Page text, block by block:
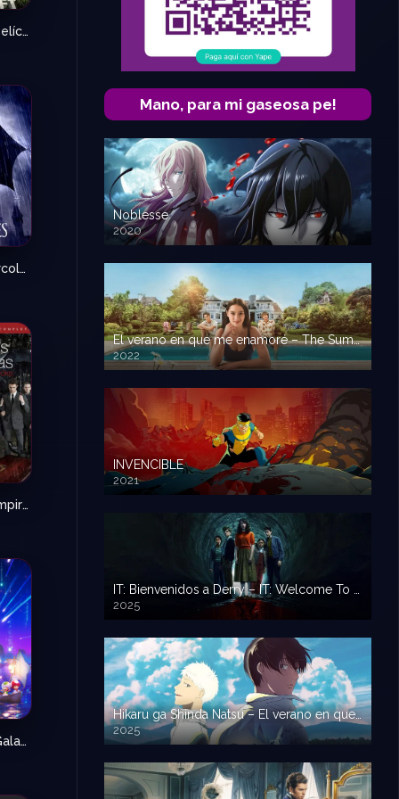
6.3Minecraft la Película (Latino-Inglés)
8.562
Merlina – Miércoles – Wednesday
8.3Diarios de Vampiros – The Vampire Diaries
N/ASuper Mario Galaxy: La película
Mano, para mi gaseosa pe!
Noblesse
2020
El verano en que me enamoré – The Summer I Turned Pretty
2022
INVENCIBLE
2021
2025
Hikaru ga Shinda Natsu – El verano en que Hikaru murió
2025